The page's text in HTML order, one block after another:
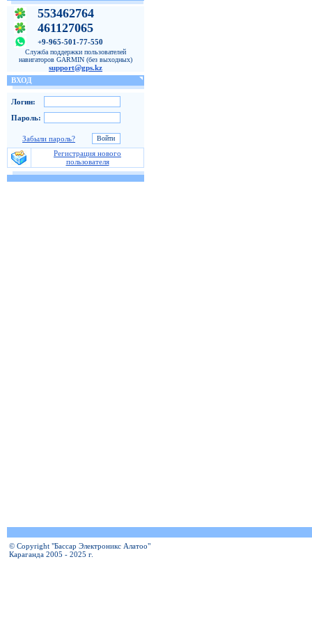
553462764
461127065
+9-965-501-77-550
Служба поддержки пользователей
навигаторов GARMIN (без выходных)
support@gps.kz
ВХОД
Логин:
Пароль:
Забыли пароль?
Регистрация нового
пользователя
© Copyright "Бассар Электроникс Алатоо"
Караганда 2005 - 2025 г.